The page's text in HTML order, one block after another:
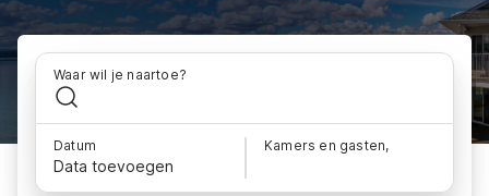
Waar wil je naartoe?
Datum
Data toevoegen
Kamers en gasten,